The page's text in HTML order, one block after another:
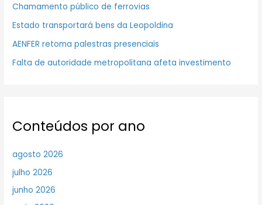
Chamamento público de ferrovias
Estado transportará bens da Leopoldina
AENFER retoma palestras presenciais
Falta de autoridade metropolitana afeta investimento
Conteúdos por ano
agosto 2026
julho 2026
junho 2026